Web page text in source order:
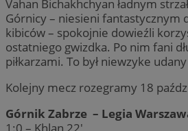
Vahan Bichakhchyan ładnym
Górnicy – niesieni fantastycznym
kibiców – spokojnie dowieźli
ostatniego gwizdka. Po nim fani
piłkarzami. To był niewzyke
Kolejny mecz rozegramy 18
Górnik Zabrze – Legia